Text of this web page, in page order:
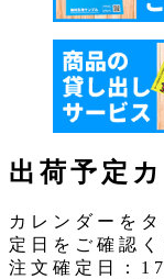
出荷予定
カレンダーを
定日をご確認く
注文確定日：